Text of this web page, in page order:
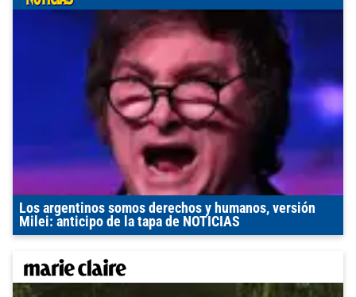
Los argentinos somos derechos y humanos, versión
Milei: anticipo de la tapa de NOTICIAS